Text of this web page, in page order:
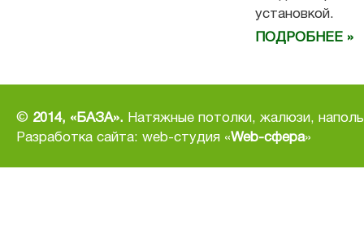
установкой.
ПОДРОБНЕЕ »
© 2014, «БАЗА». Натяжные потолки, жалюзи,
Разработка сайта: web-студия «Web-сфера»